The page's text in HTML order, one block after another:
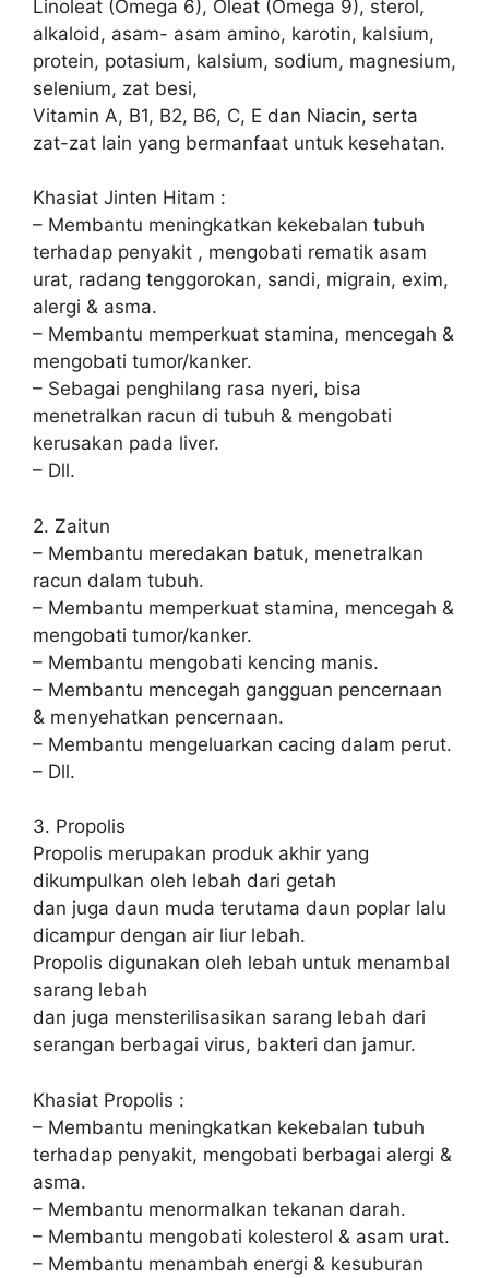
Linoleat (Omega 6), Oleat (Omega 9), sterol,
alkaloid, asam- asam amino, karotin, kalsium,
protein, potasium, kalsium, sodium, magnesium,
selenium, zat besi,
Vitamin A, B1, B2, B6, C, E dan Niacin, serta
zat-zat lain yang bermanfaat untuk kesehatan.
Khasiat Jinten Hitam :
– Membantu meningkatkan kekebalan tubuh
terhadap penyakit , mengobati rematik asam
urat, radang tenggorokan, sandi, migrain, exim,
alergi & asma.
– Membantu memperkuat stamina, mencegah &
mengobati tumor/kanker.
– Sebagai penghilang rasa nyeri, bisa
menetralkan racun di tubuh & mengobati
kerusakan pada liver.
– Dll.
2. Zaitun
– Membantu meredakan batuk, menetralkan
racun dalam tubuh.
– Membantu memperkuat stamina, mencegah &
mengobati tumor/kanker.
– Membantu mengobati kencing manis.
– Membantu mencegah gangguan pencernaan
& menyehatkan pencernaan.
– Membantu mengeluarkan cacing dalam perut.
– Dll.
3. Propolis
Propolis merupakan produk akhir yang
dikumpulkan oleh lebah dari getah
dan juga daun muda terutama daun poplar lalu
dicampur dengan air liur lebah.
Propolis digunakan oleh lebah untuk menambal
sarang lebah
dan juga mensterilisasikan sarang lebah dari
serangan berbagai virus, bakteri dan jamur.
Khasiat Propolis :
– Membantu meningkatkan kekebalan tubuh
terhadap penyakit, mengobati berbagai alergi &
asma.
– Membantu menormalkan tekanan darah.
– Membantu mengobati kolesterol & asam urat.
– Membantu menambah energi & kesuburan